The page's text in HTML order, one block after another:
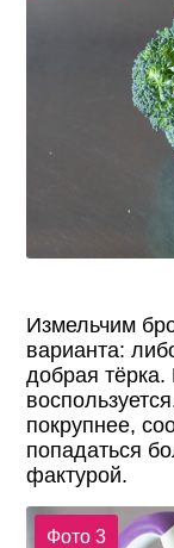
Измельчим
варианта:
добрая тёрка.
покрупнее,
попадаться
фактурой.
Фото 3